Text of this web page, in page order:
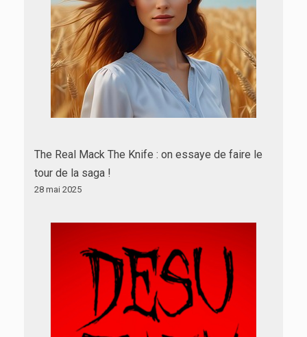
The Real Mack The Knife : on essaye de faire le
tour de la saga !
28 mai 2025